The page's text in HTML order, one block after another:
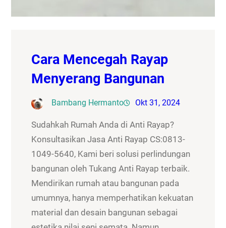
Cara Mencegah Rayap
Menyerang Bangunan
Bambang Hermanto Okt 31, 2024
Sudahkah Rumah Anda di Anti Rayap?
Konsultasikan Jasa Anti Rayap CS:0813-
1049-5640, Kami beri solusi perlindungan
bangunan oleh Tukang Anti Rayap terbaik.
Mendirikan rumah atau bangunan pada
umumnya, hanya memperhatikan kekuatan
material dan desain bangunan sebagai